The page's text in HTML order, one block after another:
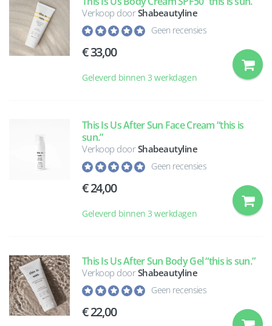
Verkoop doorShabeautyline
Geen recensies
33,00
Geleverd binnen 3 werkdagen
This Is Us After Sun Face Cream “this is
sun.”
Verkoop doorShabeautyline
Geen recensies
24,00
Geleverd binnen 3 werkdagen
This Is Us After Sun Body Gel “this is sun.”
Verkoop doorShabeautyline
Geen recensies
22,00